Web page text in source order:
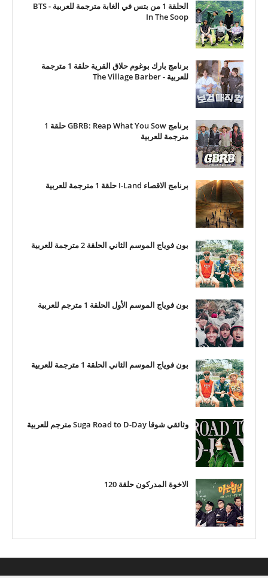
الحلقة 1 من بتس في الغابة مترجمة للعربية - BTS
In The Soop
برنامج بارك بوغوم حلاق القرية حلقة 1 مترجمة
للعربية - The Village Barber
برنامج GBRB: Reap What You Sow حلقة 1
مترجمة للعربية
برنامج الاقصاء I-Land حلقة 1 مترجمة للعربية
بون فوياج الموسم الثاني الحلقة 2 مترجمة للعربية
بون فوياج الموسم الأول الحلقة 1 مترجم للعربية
بون فوياج الموسم الثاني الحلقة 1 مترجمة للعربية
وثائقي شوقا Suga Road to D-Day مترجم للعربية
الاخوة المدركون حلقة 120